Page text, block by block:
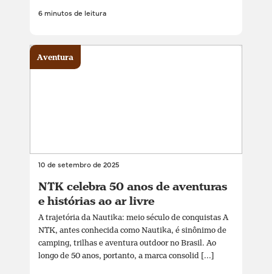
6 minutos de leitura
10 de setembro de 2025
NTK celebra 50 anos de aventuras
e histórias ao ar livre
A trajetória da Nautika: meio século de conquistas A
NTK, antes conhecida como Nautika, é sinônimo de
camping, trilhas e aventura outdoor no Brasil. Ao
longo de 50 anos, portanto, a marca consolid [...]
Aventura